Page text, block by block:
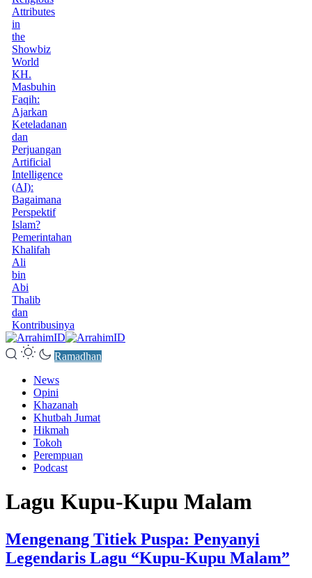
Attributes
in
the
Showbiz
World
KH.
Masbuhin
Faqih:
Ajarkan
Keteladanan
dan
Perjuangan
Artificial
Intelligence
(AI):
Bagaimana
Perspektif
Islam?
Pemerintahan
Khalifah
Ali
bin
Abi
Thalib
dan
Kontribusinya
Ramadhan
News
Opini
Khazanah
Khutbah Jumat
Hikmah
Tokoh
Perempuan
Podcast
Lagu Kupu-Kupu Malam
Mengenang Titiek Puspa: Penyanyi
Legendaris Lagu “Kupu-Kupu Malam”